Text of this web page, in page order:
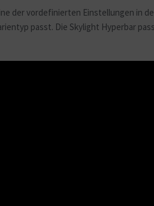
der vordefinierten Einstellungen in
passt. Die Skylight Hyperbar